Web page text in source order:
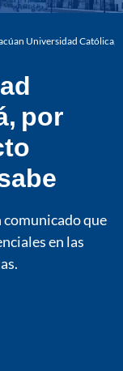
Universidad Católica,
por
que
en las